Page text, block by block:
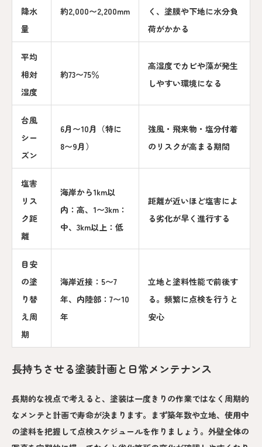
降水
量
約2,000〜2,200mm
く、塗膜や下地に水分負
荷がかかる
平均
相対
湿度
約73〜75％
高湿度でカビや藻が発生
しやすい環境になる
台風
シー
ズン
6月〜10月（特に
8〜9月）
強風・飛来物・塩分付着
のリスクが高まる期間
塩害
リス
ク距
離
海岸から1km以
内：高、1〜3km：
中、3km以上：低
距離が近いほど塩害によ
る劣化が早く進行する
目安
の塗
り替
え周
期
海岸近接：5〜7
年、内陸部：7〜10
年
立地と塗料性能で前後す
る。頻繁に点検を行うと
安心
長持ちさせる塗装計画と日常メンテナンス
長期的な視点で考えると、塗装は一度きりの作業ではなく周期的
なメンテと計画で寿命が決まります。まず築年数や立地、使用中
の塗料を把握して点検スケジュールを作りましょう。外壁全体の